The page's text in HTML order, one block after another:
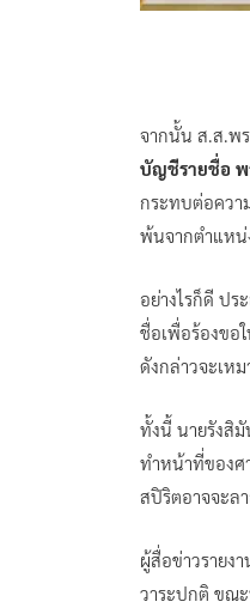
จากนั้น ส.ส.พ
บัญชีรายชื่อ พ
กระทบต่อควา
พ้นจากตำแหน่
อย่างไรก็ดี ปร
ชื่อเพื่อร้องขอ
ดังกล่าวจะเห
ทั้งนี้ นายรังสิมั
ทำหน้าที่ของศ
สปิริตอาจจะล
ผู้สื่อข่าวรายง
วาระปกติ ขณะ